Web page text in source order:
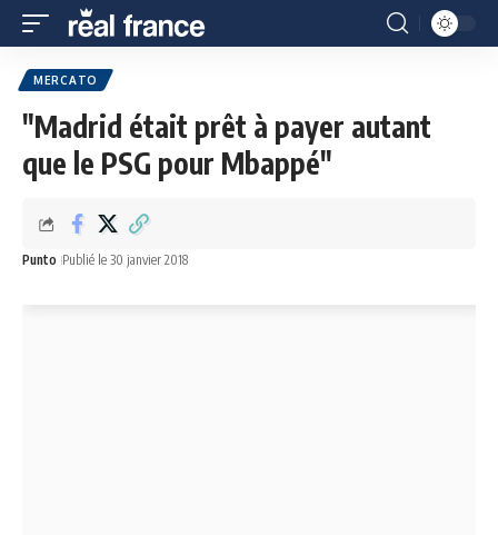
MERCATO
"Madrid était prêt à payer autant
que le PSG pour Mbappé"
Punto Publié le 30 janvier 2018